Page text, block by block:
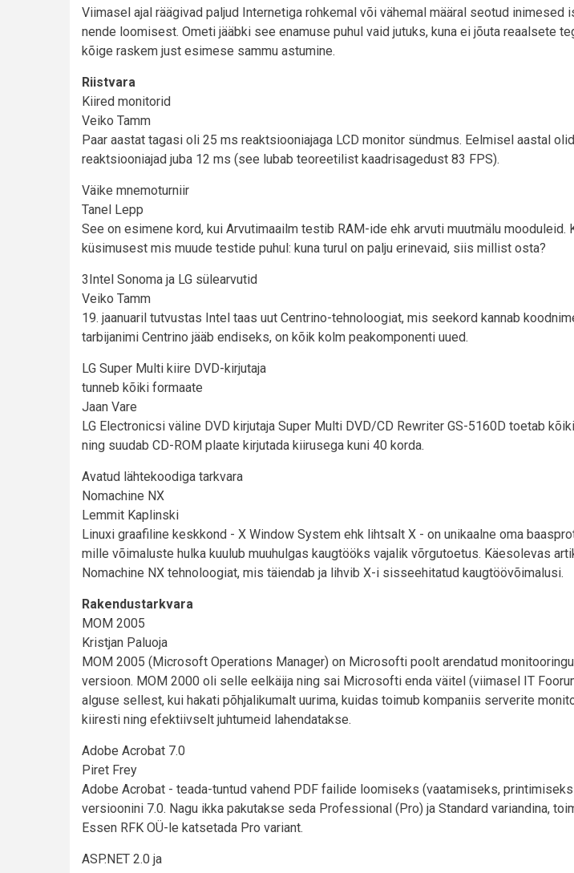
Viimasel ajal räägivad paljud Internetiga rohkemal või vähemal määral seotud inimesed
nende loomisest. Ometi jääbki see enamuse puhul vaid jutuks, kuna ei jõuta reaalsete
kõige raskem just esimese sammu astumine.
Riistvara
Kiired monitorid
Veiko Tamm
Paar aastat tagasi oli 25 ms reaktsiooniajaga LCD monitor sündmus. Eelmisel aastal
reaktsiooniajad juba 12 ms (see lubab teoreetilist kaadrisagedust 83 FPS).
Väike mnemoturniir
Tanel Lepp
See on esimene kord, kui Arvutimaailm testib RAM-ide ehk arvuti muutmälu mooduleid.
küsimusest mis muude testide puhul: kuna turul on palju erinevaid, siis millist osta?
3Intel Sonoma ja LG sülearvutid
Veiko Tamm
19. jaanuaril tutvustas Intel taas uut Centrino-tehnoloogiat, mis seekord kannab
tarbijanimi Centrino jääb endiseks, on kõik kolm peakomponenti uued.
LG Super Multi kiire DVD-kirjutaja
tunneb kõiki formaate
Jaan Vare
LG Electronicsi väline DVD kirjutaja Super Multi DVD/CD Rewriter GS-5160D toetab
ning suudab CD-ROM plaate kirjutada kiirusega kuni 40 korda.
Avatud lähtekoodiga tarkvara
Nomachine NX
Lemmit Kaplinski
Linuxi graafiline keskkond - X Window System ehk lihtsalt X - on unikaalne oma
mille võimaluste hulka kuulub muuhulgas kaugtööks vajalik võrgutoetus. Käesolevas
Nomachine NX tehnoloogiat, mis täiendab ja lihvib X-i sisseehitatud kaugtöövõimalusi.
Rakendustarkvara
MOM 2005
Kristjan Paluoja
MOM 2005 (Microsoft Operations Manager) on Microsofti poolt arendatud
versioon. MOM 2000 oli selle eelkäija ning sai Microsofti enda väitel (viimasel IT
alguse sellest, kui hakati põhjalikumalt uurima, kuidas toimub kompaniis serverite
kiiresti ning efektiivselt juhtumeid lahendatakse.
Adobe Acrobat 7.0
Piret Frey
Adobe Acrobat - teada-tuntud vahend PDF failide loomiseks (vaatamiseks,
versioonini 7.0. Nagu ikka pakutakse seda Professional (Pro) ja Standard variandina,
Essen RFK OÜ-le katsetada Pro variant.
ASP.NET 2.0 ja